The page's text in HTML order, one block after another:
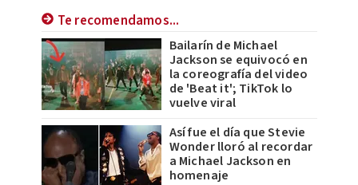
Te recomendamos...
Bailarín de Michael
Jackson se equivocó en
la coreografía del video
de 'Beat it'; TikTok lo
vuelve viral
Así fue el día que Stevie
Wonder lloró al recordar
a Michael Jackson en
homenaje